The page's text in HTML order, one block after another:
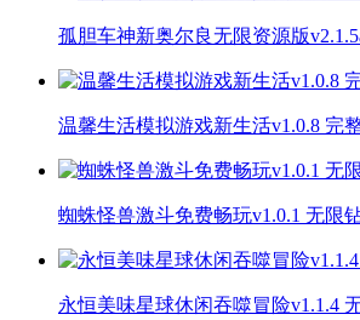
孤胆车神新奥尔良无限资源版
温馨生活模拟游戏新生活v1.0.8 完
蜘蛛怪兽激斗免费畅玩v1.0.1 无限
永恒美味星球休闲吞噬冒险v1.1.4